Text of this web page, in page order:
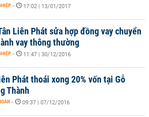
- 17:02 | 13/01/2017
Liên Phát sửa hợp đồng vay chuyển
vay thông thường
- 11:47 | 30/12/2016
Phát thoái xong 20% vốn tại Gỗ
Thành
- 09:37 | 07/12/2016